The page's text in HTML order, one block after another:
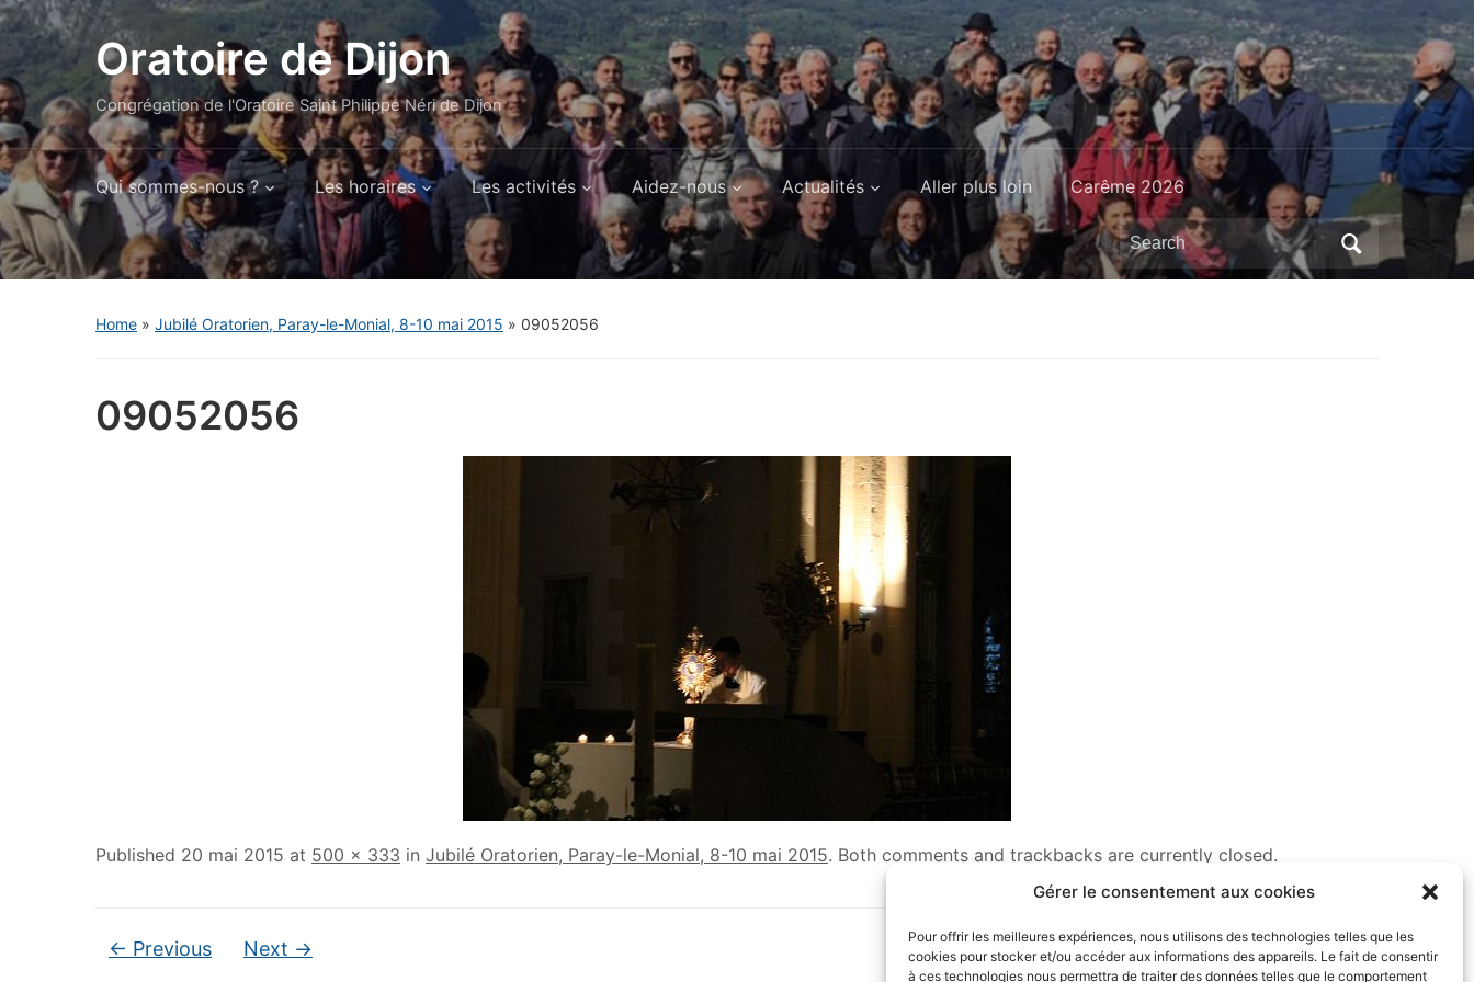
Gérer le consentement aux cookies
Pour offrir les meilleures expériences, nous utilisons des technologies telles que les
cookies pour stocker et/ou accéder aux informations des appareils. Le fait de consentir
à ces technologies nous permettra de traiter des données telles que le comportement
Oratoire de Dijon
Congrégation de l'Oratoire Saint Philippe Néri de Dijon
Qui sommes-nous ? Les horaires Les activités Aidez-nous Actualités Aller plus loin Carême 2026
Search
for:
Home » Jubilé Oratorien, Paray-le-Monial, 8-10 mai 2015 » 09052056
09052056
Published 20 mai 2015 at 500 × 333 in Jubilé Oratorien, Paray-le-Monial, 8-10 mai 2015. Both comments and trackbacks are currently closed.
← Previous Next →